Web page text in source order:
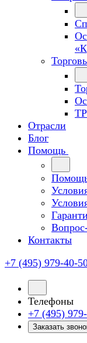
Отрасли
Блог
Помощь
Контакты
+7 (495) 979-40-
Телефоны
+7 (495)
Заказать